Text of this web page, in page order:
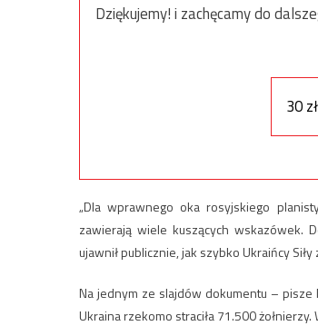
Dziękujemy! i zachęcamy do
30 zł
„Dla wprawnego oka rosyjskiego
zawierają wiele kuszących wskazówek.
ujawnił publicznie, jak szybko Ukraińcy
Na jednym ze slajdów dokumentu – pisze
Ukraina rzekomo straciła 71.500